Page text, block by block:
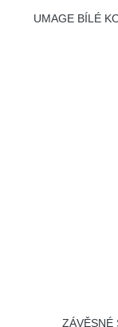
UMAGE BÍLÉ
ZÁVĚSNÉ